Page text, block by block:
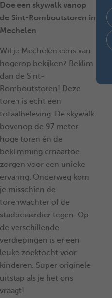
Doe een skywalk vanop
de Sint-Romboutstoren in
Mechelen
Wil je Mechelen eens van
hogerop bekijken? Beklim
dan de Sint-
Romboutstoren! Deze
toren is echt een
totaalbeleving. De skywalk
bovenop de 97 meter
hoge toren én de
beklimming ernaartoe
zorgen voor een unieke
ervaring. Onderweg kom
je misschien de
torenwachter of de
stadbeiaardier tegen. Op
de verschillende
verdiepingen is er een
leuke zoektocht voor
kinderen. Super originele
uitstap als je het ons
vraagt!